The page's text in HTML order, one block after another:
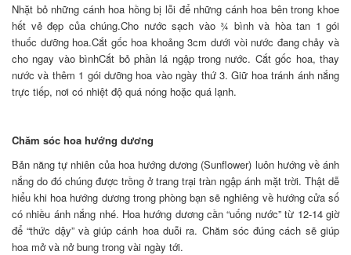
Nhặt bỏ những cánh hoa hồng bị lỗi để những cánh hoa bên trong khoe
hết vẻ đẹp của chúng.Cho nước sạch vào ¾ bình và hòa tan 1 gói
thuốc dưỡng hoa.Cắt gốc hoa khoảng 3cm dưới vòi nước đang chảy và
cho ngay vào bìnhCắt bỏ phần lá ngập trong nước. Cắt gốc hoa, thay
nước và thêm 1 gói dưỡng hoa vào ngày thứ 3. Giữ hoa tránh ánh nắng
trực tiếp, nơi có nhiệt độ quá nóng hoặc quá lạnh.
Chăm sóc hoa hướng dương
Bản năng tự nhiên của hoa hướng dương (Sunflower) luôn hướng về ánh
nắng do đó chúng được trồng ở trang trại tràn ngập ánh mặt trời. Thật dễ
hiểu khi hoa hướng dương trong phòng bạn sẽ nghiêng về hướng cửa số
có nhiều ánh nắng nhé. Hoa hướng dương cần “uống nước” từ 12-14 giờ
để “thức dậy” và giúp cánh hoa duỗi ra. Chăm sóc đúng cách sẽ giúp
hoa mở và nở bung trong vài ngày tới.